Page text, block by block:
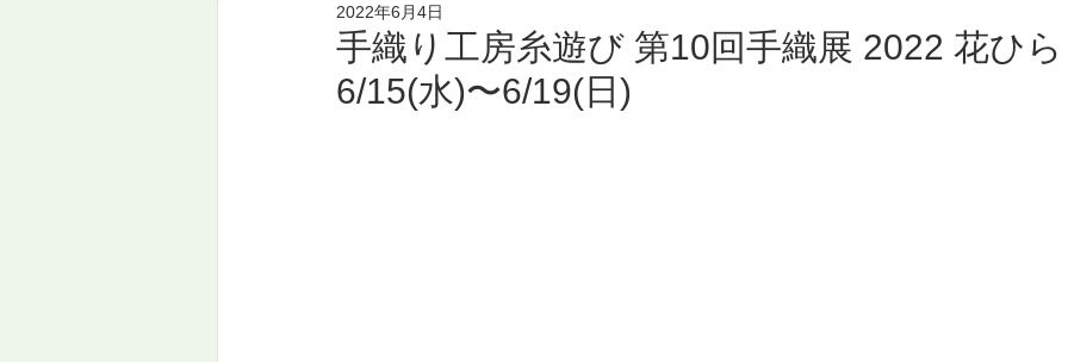
手織り工房糸遊び 第10回手織展 2022 花
6/15(水)〜6/19(日)
2022年6月4日